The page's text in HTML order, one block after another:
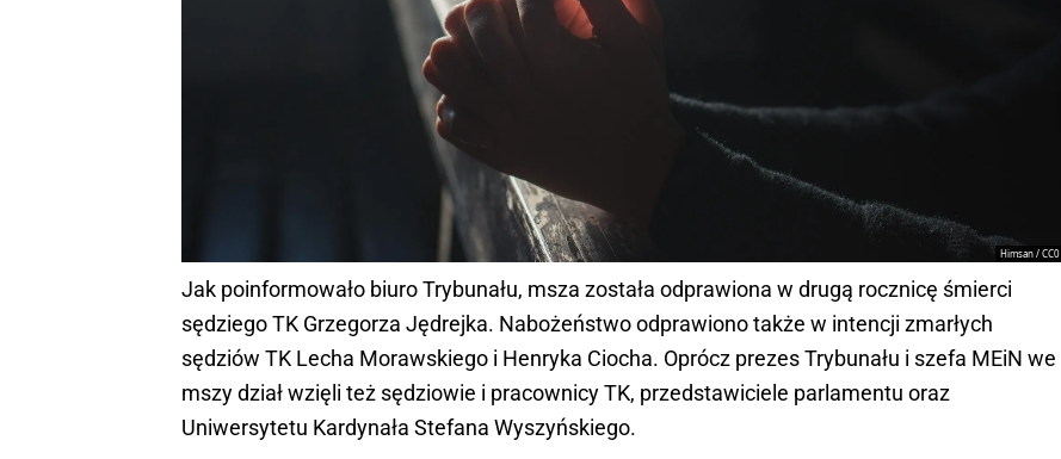
Himsan / CC0
Jak poinformowało biuro Trybunału, msza została odprawiona w drugą rocznicę śmierci
sędziego TK Grzegorza Jędrejka. Nabożeństwo odprawiono także w intencji zmarłych
sędziów TK Lecha Morawskiego i Henryka Ciocha. Oprócz prezes Trybunału i szefa MEiN we
mszy dział wzięli też sędziowie i pracownicy TK, przedstawiciele parlamentu oraz
Uniwersytetu Kardynała Stefana Wyszyńskiego.